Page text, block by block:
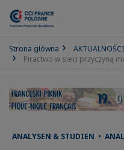
Strona główna AKTUALNOŚCI
Piractwo w sieci przyczyną
ANALYSEN & STUDIEN •